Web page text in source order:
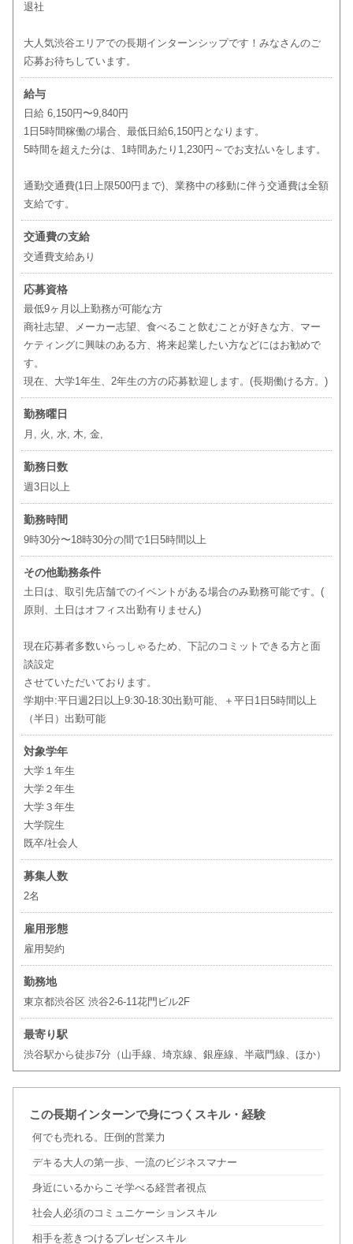
退社
大人気渋谷エリアでの長期インターンシップです！みなさんのご
応募お待ちしています。
給与
日給 6,150円〜9,840円
1日5時間稼働の場合、最低日給6,150円となります。
5時間を超えた分は、1時間あたり1,230円～でお支払いをします。
通勤交通費(1日上限500円まで)、業務中の移動に伴う交通費は全額
支給です。
交通費の支給
交通費支給あり
応募資格
最低9ヶ月以上勤務が可能な方
商社志望、メーカー志望、食べること飲むことが好きな方、マー
ケティングに興味のある方、将来起業したい方などにはお勧めで
す。
現在、大学1年生、2年生の方の応募歓迎します。(長期働ける方。)
勤務曜日
月, 火, 水, 木, 金,
勤務日数
週3日以上
勤務時間
9時30分〜18時30分の間で1日5時間以上
その他勤務条件
土日は、取引先店舗でのイベントがある場合のみ勤務可能です。(
原則、土日はオフィス出勤有りません)
現在応募者多数いらっしゃるため、下記のコミットできる方と面
談設定
させていただいております。
学期中:平日週2日以上9:30-18:30出勤可能、＋平日1日5時間以上
（半日）出勤可能
対象学年
大学１年生
大学２年生
大学３年生
大学院生
既卒/社会人
募集人数
2名
雇用形態
雇用契約
勤務地
東京都渋谷区 渋谷2-6-11花門ビル2F
最寄り駅
渋谷駅から徒歩7分（山手線、埼京線、銀座線、半蔵門線、ほか）
この長期インターンで身につくスキル・経験
何でも売れる。圧倒的営業力
デキる大人の第一歩、一流のビジネスマナー
身近にいるからこそ学べる経営者視点
社会人必須のコミュニケーションスキル
相手を惹きつけるプレゼンスキル